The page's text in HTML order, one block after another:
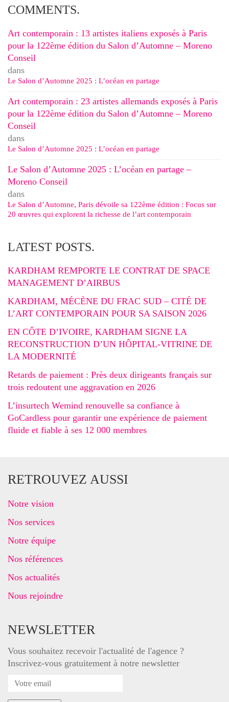
COMMENTS.
Art contemporain : 13 artistes italiens exposés à Paris
pour la 122ème édition du Salon d’Automne – Moreno
Conseil
dans
Le Salon d’Automne 2025 : L’océan en partage
Art contemporain : 23 artistes allemands exposés à Paris
pour la 122ème édition du Salon d’Automne – Moreno
Conseil
dans
Le Salon d’Automne 2025 : L’océan en partage
Le Salon d’Automne 2025 : L’océan en partage –
Moreno Conseil
dans
Le Salon d’Automne, Paris dévoile sa 122ème édition : Focus sur
20 œuvres qui explorent la richesse de l’art contemporain
LATEST POSTS.
KARDHAM REMPORTE LE CONTRAT DE SPACE
MANAGEMENT D’AIRBUS
KARDHAM, MÉCÈNE DU FRAC SUD – CITÉ DE
L’ART CONTEMPORAIN POUR SA SAISON 2026
EN CÔTE D’IVOIRE, KARDHAM SIGNE LA
RECONSTRUCTION D’UN HÔPITAL-VITRINE DE
LA MODERNITÉ
Retards de paiement : Près deux dirigeants français sur
trois redoutent une aggravation en 2026
L’insurtech Wemind renouvelle sa confiance à
GoCardless pour garantir une expérience de paiement
fluide et fiable à ses 12 000 membres
RETROUVEZ AUSSI
Notre vision
Nos services
Notre équipe
Nos références
Nos actualités
Nous rejoindre
NEWSLETTER
Vous souhaitez recevoir l'actualité de l'agence ?
Inscrivez-vous gratuitement à notre newsletter